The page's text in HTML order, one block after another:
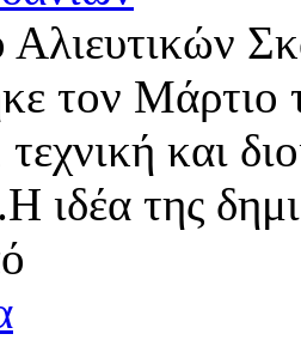
τον Μάρτιο
και
ιδέα της